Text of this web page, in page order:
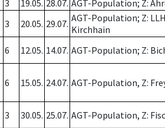
3 19.05. 28.07. AGT-Population; Z:
3 20.05. 29.07. AGT-Population; Z: LLH
Kirchhain
6 12.05. 14.07. AGT-Population; Z:
6 15.05. 24.07. AGT-Population, Z:
3 30.05. 25.07. AGT-Population, Z: